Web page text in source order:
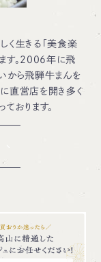
く生きる「美食楽
す。2006年に飛
から飛騨牛まんを
直営店を開き多く
おります。